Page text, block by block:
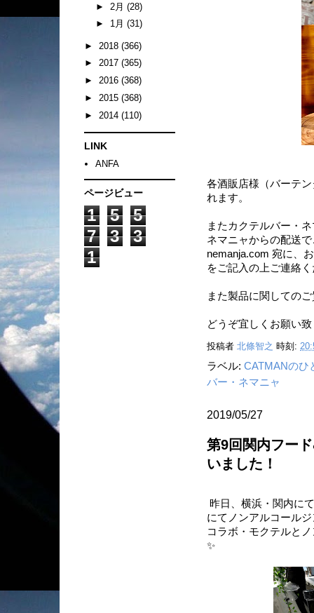
各酒販店様（バーテ
れます。
またカクテルバー・
ネマニャからの配送
nemanja.com 宛に、
をご記入の上ご連絡
また製品に関しての
どうぞ宜しくお願い
投稿者 北條智之 時刻:
ラベル: CATMANのひ
バー・ネマニャ
2019/05/27
第9回関内フー
いました！
昨日、横浜・関内に
にてノンアルコール
コラボ・モクテルと
✨
► 2月 (28)
► 1月 (31)
► 2018 (366)
► 2017 (365)
► 2016 (368)
► 2015 (368)
► 2014 (110)
LINK
ANFA
ページビュー
1 5
5
7
3
3
1